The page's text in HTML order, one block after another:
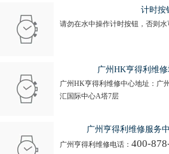
计时按
请勿在水中操作计时按钮，否则水
广州HK亨得利维
广州HK亨得利维修中心地址：广
汇国际中心A塔7层
广州亨得利维修服务
广州亨得利维修电话： 400-